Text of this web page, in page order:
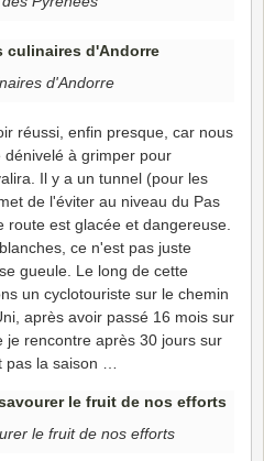
d'Andorre
réussi, enfin presque, car nous
à grimper pour
Il y a un tunnel (pour les
de l'éviter au niveau du Pas
route est glacée et dangereuse.
ce n'est pas juste
gueule. Le long de cette
un cyclotouriste sur le chemin
après avoir passé 16 mois sur
je rencontre après 30 jours sur
pas la saison …
le fruit de nos efforts